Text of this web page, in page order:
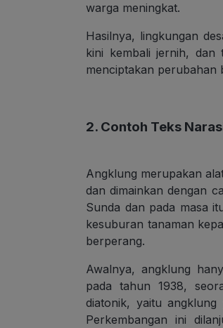
warga meningkat.
Hasilnya, lingkungan
kini kembali jernih, dan
menciptakan perubahan
2. Contoh Teks
Angklung merupakan
dan dimainkan dengan
Sunda dan pada masa
kesuburan tanaman
berperang.
Awalnya, angklung
pada tahun 1938,
diatonik, yaitu angklung
Perkembangan ini